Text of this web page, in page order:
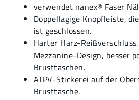
verwendet nanex® Faser
Doppellagige Knopfleiste,
ist geschlossen.
Harter Harz-
Mezzanine-Design, besser
Brusttaschen.
ATPV-Stickerei auf der
Brusttasche.